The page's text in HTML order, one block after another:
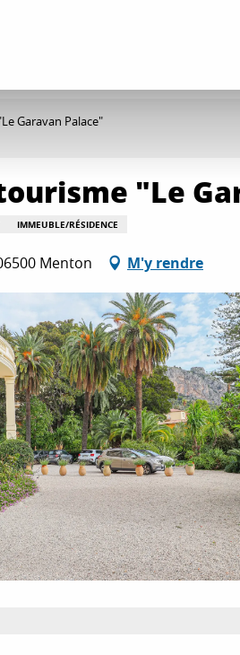
Garavan Palace"
"Le
IMMEUBLE/RÉSIDENCE
Menton M'y rendre